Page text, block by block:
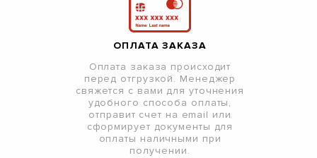
ОПЛАТА ЗАКАЗА
Оплата заказа происходит
перед отгрузкой. Менеджер
свяжется с вами для уточнения
удобного способа оплаты,
отправит счет на email или
сформирует документы для
оплаты наличными при
получении.